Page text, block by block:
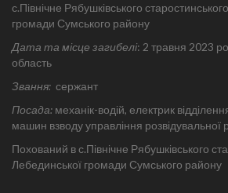
с.Північне Рябушківського
громади Сумського району
Дата та місце загибелі: 2 травня 2023
область
Звання: сержант
Посада: механік-водій, електрик
машин взводу управління розвідувальної
Похований в с.Північне Рябушківського
Лебединської громади Сумського району